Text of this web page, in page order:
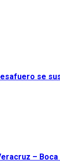
se
– Boca